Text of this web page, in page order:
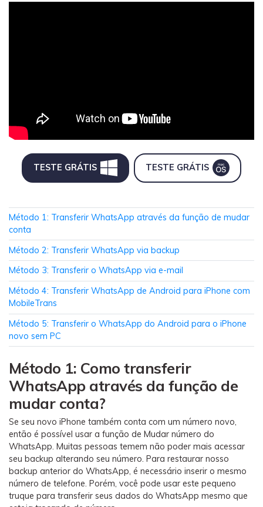
TESTE GRÁTIS TESTE GRÁTIS
Método 1: Transferir WhatsApp através da função de mudar
conta
Método 2: Transferir WhatsApp via backup
Método 3: Transferir o WhatsApp via e-mail
Método 4: Transferir WhatsApp de Android para iPhone com
MobileTrans
Método 5: Transferir o WhatsApp do Android para o iPhone
novo sem PC
Método 1: Como transferir
WhatsApp através da função de
mudar conta?
Se seu novo iPhone também conta com um número novo,
então é possível usar a função de Mudar número do
WhatsApp. Muitas pessoas temem não poder mais acessar
seu backup alterando seu número. Para restaurar nosso
backup anterior do WhatsApp, é necessário inserir o mesmo
número de telefone. Porém, você pode usar este pequeno
truque para transferir seus dados do WhatsApp mesmo que